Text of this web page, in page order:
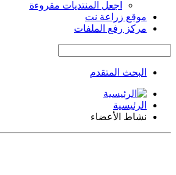
اجعل المنتديات مقروءة
موقع زراعة نت
مركز رفع الملفات
البحث المتقدم
الرئيسية
نشاط الأعضاء